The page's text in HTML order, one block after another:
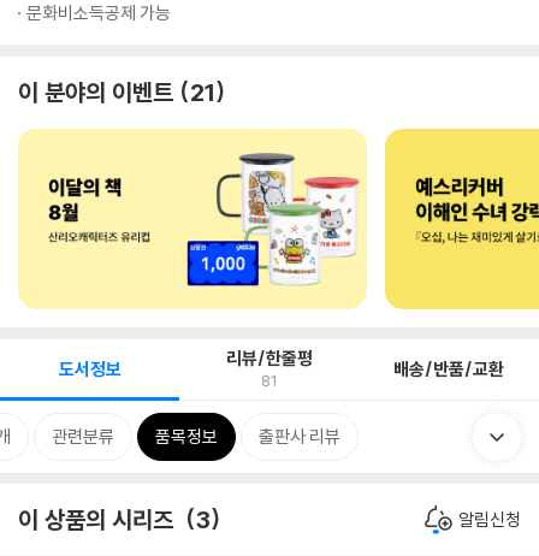
문화비소득공제 가능
이 분야의 이벤트 21
도서정보 리뷰/한줄평
81 배송/반품/교환
관련분류 품목정보 출판사 리뷰
이 상품의 시리즈 3 알림신청